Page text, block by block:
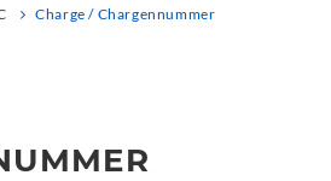
Charge / Chargennummer